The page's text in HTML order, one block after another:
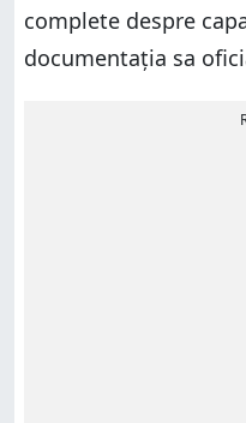
complete despre
documentația sa